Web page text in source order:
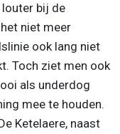
bij de
niet meer
ook lang niet
Toch ziet men ook
als underdog
mee te houden.
Ketelaere, naast